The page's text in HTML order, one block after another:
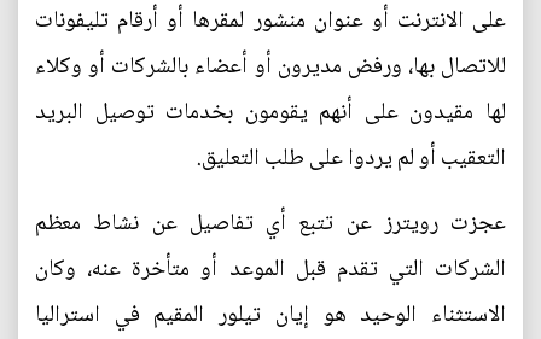
على الانترنت أو عنوان منشور لمقرها أو أرقام تليفونات
للاتصال بها، ورفض مديرون أو أعضاء بالشركات أو وكلاء
لها مقيدون على أنهم يقومون بخدمات توصيل البريد
التعقيب أو لم يردوا على طلب التعليق.
عجزت رويترز عن تتبع أي تفاصيل عن نشاط معظم
الشركات التي تقدم قبل الموعد أو متأخرة عنه، وكان
الاستثناء الوحيد هو إيان تيلور المقيم في استراليا